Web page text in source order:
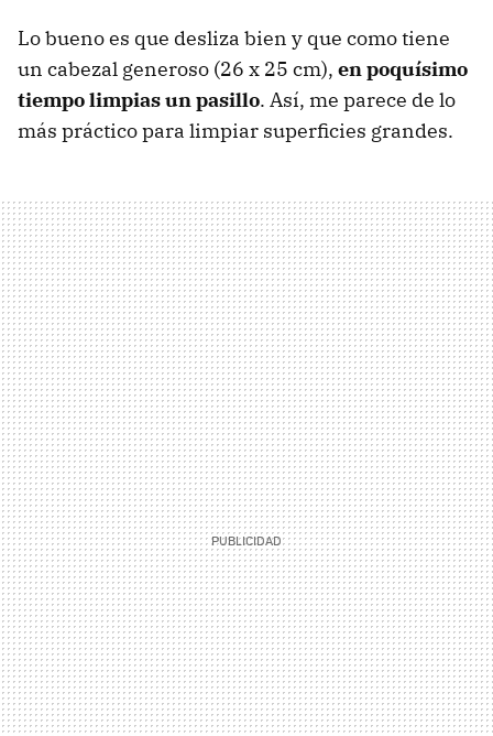
Lo bueno es que desliza bien y que como tiene
un cabezal generoso (26 x 25 cm), en poquísimo
tiempo limpias un pasillo. Así, me parece de lo
más práctico para limpiar superficies grandes.